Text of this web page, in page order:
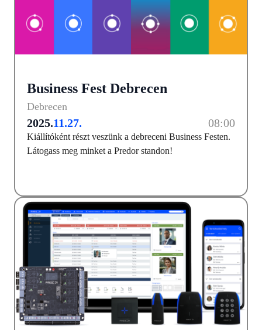
Business Fest Debrecen
Debrecen
2025.11.27. 08:00
Kiállítóként részt veszünk a debreceni Business Festen.
Látogass meg minket a Predor standon!